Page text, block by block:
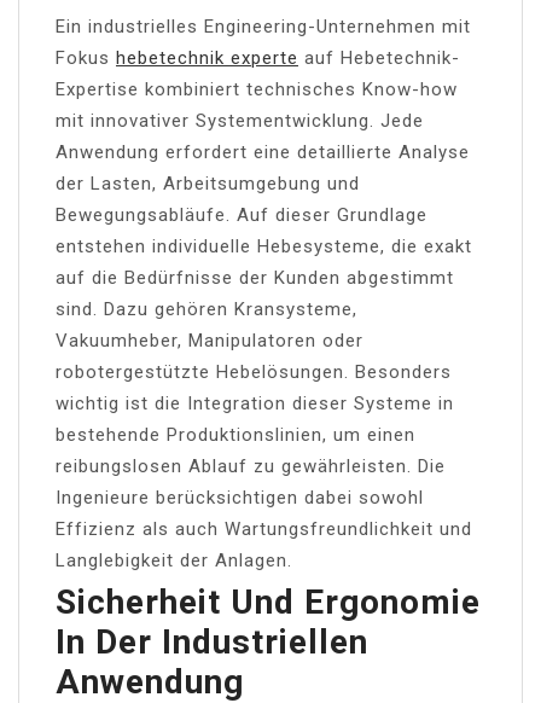
Ein industrielles Engineering-Unternehmen mit
Fokus hebetechnik experte auf Hebetechnik-
Expertise kombiniert technisches Know-how
mit innovativer Systementwicklung. Jede
Anwendung erfordert eine detaillierte Analyse
der Lasten, Arbeitsumgebung und
Bewegungsabläufe. Auf dieser Grundlage
entstehen individuelle Hebesysteme, die exakt
auf die Bedürfnisse der Kunden abgestimmt
sind. Dazu gehören Kransysteme,
Vakuumheber, Manipulatoren oder
robotergestützte Hebelösungen. Besonders
wichtig ist die Integration dieser Systeme in
bestehende Produktionslinien, um einen
reibungslosen Ablauf zu gewährleisten. Die
Ingenieure berücksichtigen dabei sowohl
Effizienz als auch Wartungsfreundlichkeit und
Langlebigkeit der Anlagen.
Sicherheit Und Ergonomie
In Der Industriellen
Anwendung